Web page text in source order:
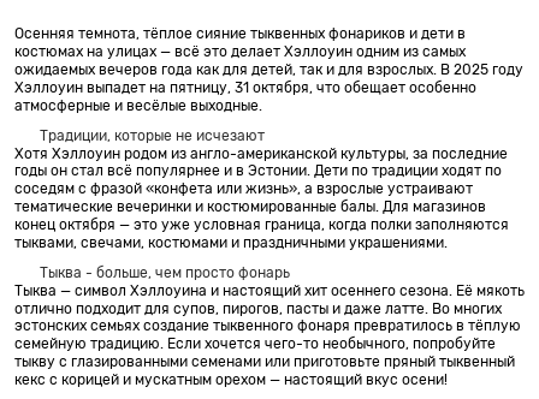
Осенняя темнота, тёплое сияние тыквенных фонариков и дети в
костюмах на улицах — всё это делает Хэллоуин одним из самых
ожидаемых вечеров года как для детей, так и для взрослых. В 2025 году
Хэллоуин выпадет на пятницу, 31 октября, что обещает особенно
атмосферные и весёлые выходные.
Традиции, которые не исчезают
Хотя Хэллоуин родом из англо-американской культуры, за последние
годы он стал всё популярнее и в Эстонии. Дети по традиции ходят по
соседям с фразой «конфета или жизнь», а взрослые устраивают
тематические вечеринки и костюмированные балы. Для магазинов
конец октября — это уже условная граница, когда полки заполняются
тыквами, свечами, костюмами и праздничными украшениями.
Тыква -больше, чем просто фонарь
Тыква — символ Хэллоуина и настоящий хит осеннего сезона. Её мякоть
отлично подходит для супов, пирогов, пасты и даже латте . Во многих
эстонских семьях создание тыквенного фонаря превратилось в тёплую
семейную традицию. Если хочется чего-то необычного, попробуйте
тыкву с глазированными семенами или приготовьте пряный тыквенный
кекс с корицей и мускатным орехом — настоящий вкус осени!